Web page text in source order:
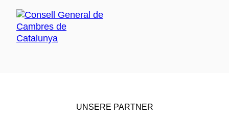
UNSERE PARTNER